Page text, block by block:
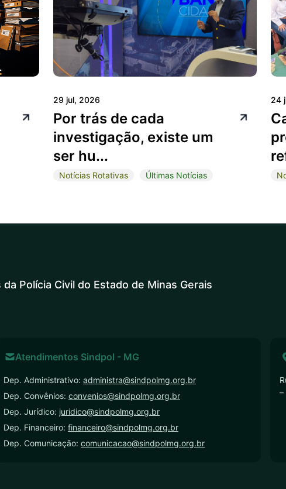
29 jul, 2026
Por trás de cada
investigação, existe um
ser hu...
Notícias Rotativas Últimas Notícias
24
Polícia Civil do Estado de Minas Gerais
Atendimentos Sindpol - MG
Dep. Administrativo: administra@sindpolmg.org.br
Dep. Convênios: convenios@sindpolmg.org.br
Dep. Jurídico: juridico@sindpolmg.org.br
Dep. Financeiro: financeiro@sindpolmg.org.br
Dep. Comunicação: comunicacao@sindpolmg.org.br
–